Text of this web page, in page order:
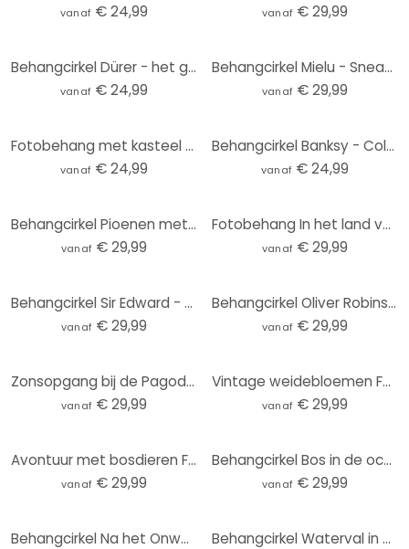
vanaf € 24,99 vanaf € 29,99
Behangcirkel Dürer - het grote Gazon - vliesbehang/zelfklevend vliesbehang
vanaf € 24,99
Behangcirkel Mielu - Sneaker - vliesbehang/zelfklevend vliesbehang
vanaf € 29,99
Fotobehang met kasteel en eenhoorn - Ms Tiff - Rond - Zelfklevend/niet-geweven
vanaf € 24,99
Behangcirkel Banksy - Coloured Rain - vliesbehang/zelfklevend vliesbehang
vanaf € 24,99
Behangcirkel Pioenen met grote bloemen - SpaceFrog Designs - vliesbehang/zelfklevend vliesbehang
vanaf € 29,99
Fotobehang In het land van de dinosaurussen - Blauw - Kikki Belle - Rond - vliesbehang/zelfklevend v
vanaf € 29,99
Behangcirkel Sir Edward - Botanisch - vliesbehang/zelfklevend vliesbehang
vanaf € 29,99
Behangcirkel Oliver Robins - Schattige Bosdiertjes - vliesbehang/zelfklevend vliesbehang
vanaf € 29,99
Zonsopgang bij de Pagode | Japan Kunst - Roze - Rond behang - vliesbehang/zelfklevend vliesbehang
vanaf € 29,99
Vintage weidebloemen Fotobehang - Beige - Bloemdecor - Rond - Zelfklevend/niet-geweven
vanaf € 29,99
Avontuur met bosdieren Fotobehang - Kvilis - Rond - zelfklevend/niet-geweven
vanaf € 29,99
Behangcirkel Bos in de ochtendmist - Maier - vliesbehang/zelfklevend vliesbehang
vanaf € 29,99
Behangcirkel Na het Onweer - vliesbehang/zelfklevend vliesbehang Behangcirkel Waterval in het Bos - vliesbehang/zelfklevend vliesbehang